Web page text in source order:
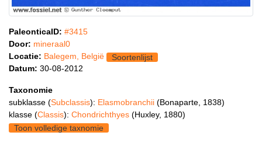
PaleonticaID: #3415
Door: mineraal0
Locatie: Balegem, België
Soortenlijst
Datum: 30-08-2012
Taxonomie
subklasse (Subclassis): Elasmobranchii (Bonaparte, 1838)
klasse (Classis): Chondrichthyes (Huxley, 1880)
Toon volledige taxnomie